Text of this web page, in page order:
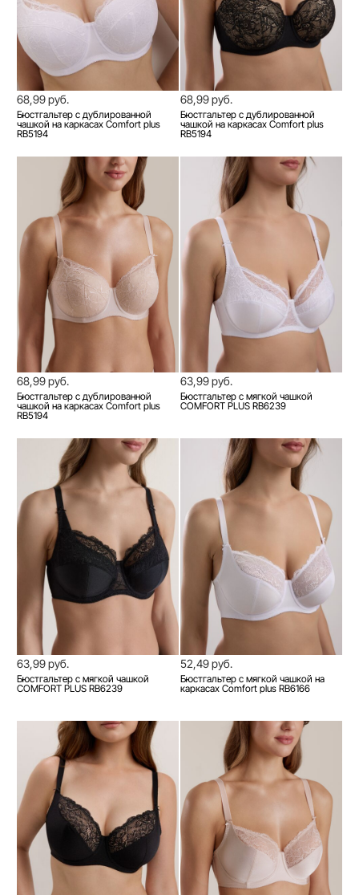
68,99 руб.
Бюстгальтер с дублированной
чашкой на каркасах Comfort plus
RB5194
68,99 руб.
Бюстгальтер с дублированной
чашкой на каркасах Comfort plus
RB5194
68,99 руб.
Бюстгальтер с дублированной
чашкой на каркасах Comfort plus
RB5194
63,99 руб.
Бюстгальтер с мягкой чашкой
COMFORT PLUS RB6239
63,99 руб.
Бюстгальтер с мягкой чашкой
COMFORT PLUS RB6239
52,49 руб.
Бюстгальтер с мягкой чашкой на
каркасах Comfort plus RB6166